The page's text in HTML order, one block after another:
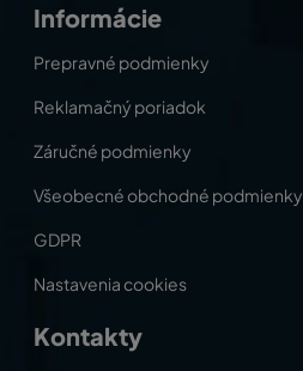
Informácie
Prepravné podmienky
Reklamačný poriadok
Záručné podmienky
Všeobecné obchodné podmienky
GDPR
Nastavenia cookies
Kontakty